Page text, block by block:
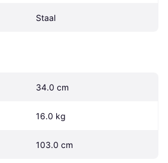
Staal
34.0 cm
16.0 kg
103.0 cm